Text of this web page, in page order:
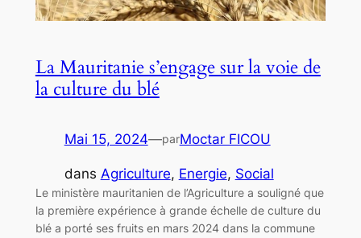
La Mauritanie s’engage sur la voie de
la culture du blé
Mai 15, 2024—parMoctar FICOU
dans Agriculture, Energie, Social
Le ministère mauritanien de l’Agriculture a souligné que
la première expérience à grande échelle de culture du
blé a porté ses fruits en mars 2024 dans la commune